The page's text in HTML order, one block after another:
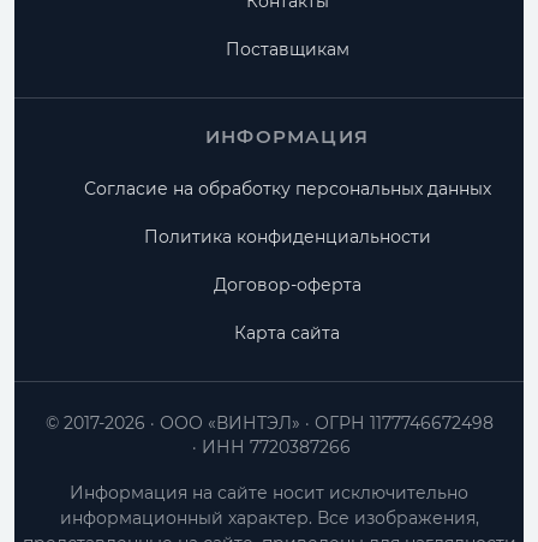
Поставщикам
ИНФОРМАЦИЯ
Согласие на обработку персональных данных
Политика конфиденциальности
Договор-оферта
Карта сайта
ООО «ВИНТЭЛ»
ОГРН 1177746672498
ИНН 7720387266
© 2017-2026
Информация на сайте носит исключительно
информационный характер. Все изображения,